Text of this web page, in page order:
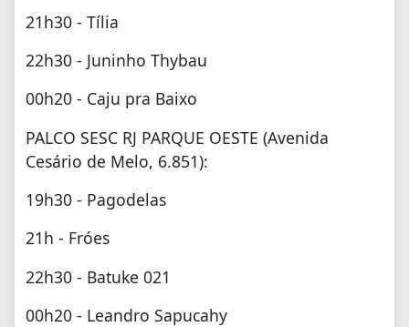
21h30 - Tília
22h30 - Juninho Thybau
00h20 - Caju pra Baixo
PALCO SESC RJ PARQUE OESTE (Avenida
Cesário de Melo, 6.851):
19h30 - Pagodelas
21h - Fróes
22h30 - Batuke 021
00h20 - Leandro Sapucahy